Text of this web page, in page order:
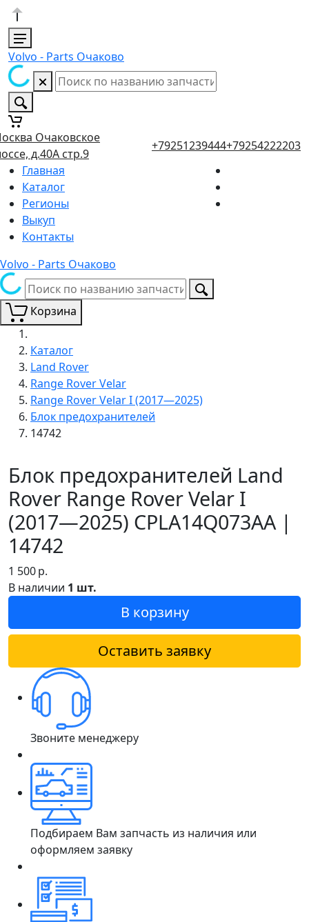
Volvo - Parts Очаково
Очаковское
д.40А стр.9
+79251239444+79254222203
Главная
Каталог
Регионы
Выкуп
Контакты
Volvo - Parts Очаково
Корзина
Каталог
Land Rover
Range Rover Velar
Range Rover Velar I (2017—2025)
Блок предохранителей
14742
Блок предохранителей Land
Rover Range Rover Velar I
(2017—2025) CPLA14Q073AA |
14742
1 500р.
В наличии 1 шт.
В корзину
Оставить заявку
Звоните менеджеру
Подбираем Вам запчасть из наличия или
оформляем заявку